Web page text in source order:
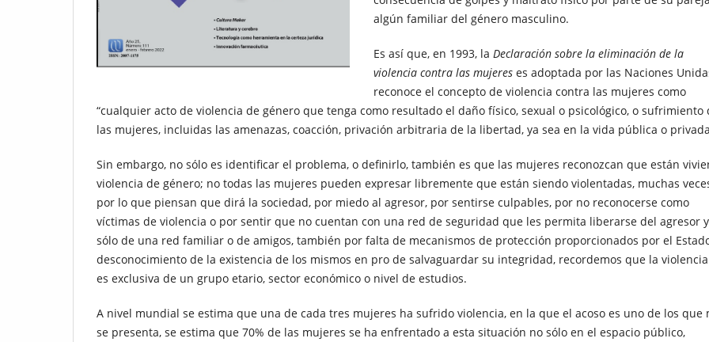
algún familiar del género masculino.
Es así que, en 1993, la Declaración sobre la eliminación de la
violencia contra las mujeres es adoptada por las Naciones
reconoce el concepto de violencia contra las mujeres como
“cualquier acto de violencia de género que tenga como resultado el daño físico, sexual o psicológico, o sufrimiento
las mujeres, incluidas las amenazas, coacción, privación arbitraria de la libertad, ya sea en la vida pública o
Sin embargo, no sólo es identificar el problema, o definirlo, también es que las mujeres reconozcan que están
violencia de género; no todas las mujeres pueden expresar libremente que están siendo violentadas, muchas
por lo que piensan que dirá la sociedad, por miedo al agresor, por sentirse culpables, por no reconocerse como
víctimas de violencia o por sentir que no cuentan con una red de seguridad que les permita liberarse del agresor
sólo de una red familiar o de amigos, también por falta de mecanismos de protección proporcionados por el
desconocimiento de la existencia de los mismos en pro de salvaguardar su integridad, recordemos que la
es exclusiva de un grupo etario, sector económico o nivel de estudios.
A nivel mundial se estima que una de cada tres mujeres ha sufrido violencia, en la que el acoso es uno de los que
se presenta, se estima que 70% de las mujeres se ha enfrentado a esta situación no sólo en el espacio público,